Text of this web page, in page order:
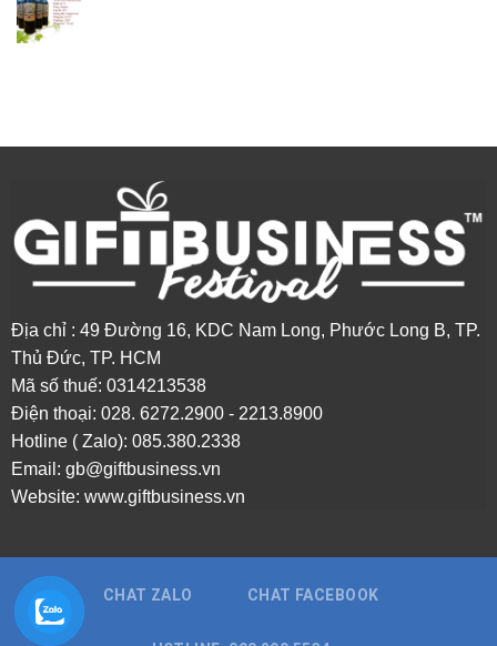
Địa chỉ : 49 Đường 16, KDC Nam Long, Phước Long B, TP.
Thủ Đức, TP. HCM
Mã số thuế: 0314213538
Điện thoại: 028. 6272.2900 - 2213.8900
Hotline ( Zalo): 085.380.2338
Email: gb@giftbusiness.vn
Website: www.giftbusiness.vn
CHAT ZALO CHAT FACEBOOK